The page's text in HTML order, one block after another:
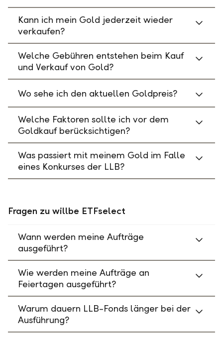
Kann ich mein Gold jederzeit wieder
verkaufen?
Welche Gebühren entstehen beim Kauf
und Verkauf von Gold?
Wo sehe ich den aktuellen Goldpreis?
Welche Faktoren sollte ich vor dem
Goldkauf berücksichtigen?
Was passiert mit meinem Gold im Falle
eines Konkurses der LLB?
Fragen zu willbe ETFselect
Wann werden meine Aufträge
ausgeführt?
Wie werden meine Aufträge an
Feiertagen ausgeführt?
Warum dauern LLB-Fonds länger bei der
Ausführung?